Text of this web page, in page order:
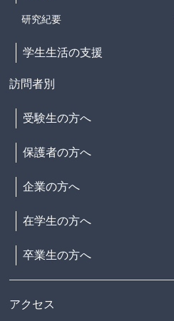
研究紀要
学生生活の支援
訪問者別
受験生の方へ
保護者の方へ
企業の方へ
在学生の方へ
卒業生の方へ
アクセス